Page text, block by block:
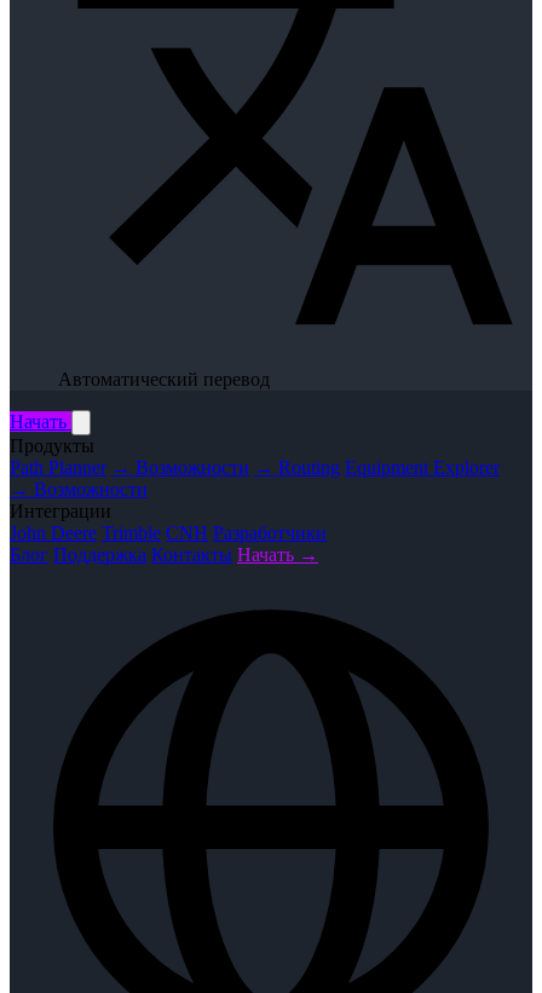
Автоматический перевод
Начать
Продукты
Path Planner → Возможности → Routing Equipment Explorer
→ Возможности
Интеграции
John Deere Trimble CNH Разработчики
Блог Поддержка Контакты Начать →